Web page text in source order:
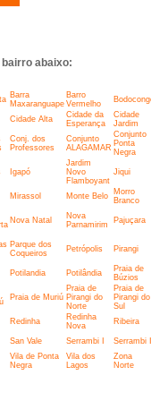
abaixo:
Barra
Maxaranguape
Barro
Vermelho
Cidade Alta
Cidade da
Esperança
Cidade
Jardim
Conj. dos
Professores
Conjunto
ALAGAMAR
Conjunto
Ponta
Negra
Igapó
Jardim
Novo
Flamboyant
Jiqui
Mirassol Monte Belo
Morro
Branco
Nova Natal
Nova
Parnamirim
Pajuçara
Parque dos
Coqueiros
Petrópolis Pirangi
Potilandia Potilândia
Praia de
Búzios
Praia de Muriú
Praia de
Pirangi do
Norte
Praia de
Pirangi do
Sul
Redinha
Redinha
Nova
Ribeira
San Vale Serrambi I Serrambi
Vila de Ponta
Negra
Vila dos
Lagos
Zona
Norte